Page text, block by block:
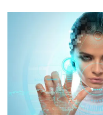
гораздо
работают в
терапия в
помогает
результатов и